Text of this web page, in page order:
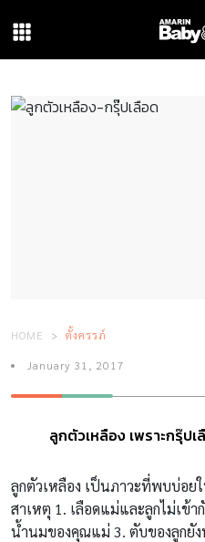
HOME ตั้งครรภ์
January 31, 2017
ลูกตัวเหลือง เพราะกรุ๊ป
ลูกตัวเหลือง เป็นภาวะที่พบบ่อย
สาเหตุ 1. เลือดแม่และลูกไม่เข้า
น้ำนมของคุณแม่ 3. ตับของลูกยั